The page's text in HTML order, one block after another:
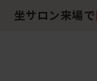
坐サロン来場で